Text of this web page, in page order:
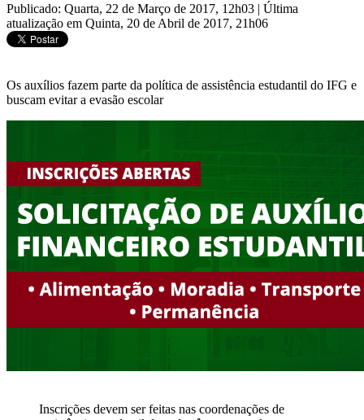
Publicado: Quarta, 22 de Março de 2017, 12h03 | Última
atualização em Quinta, 20 de Abril de 2017, 21h06
Os auxílios fazem parte da política de assistência estudantil do IFG e
buscam evitar a evasão escolar
Inscrições devem ser feitas nas coordenações de